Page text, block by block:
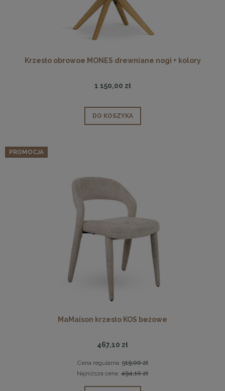
Krzesło obrowoe MONES drewniane nogi + kolory
1 150,00 zł
DO KOSZYKA
MaMaison krzesło KOS beżowe
467,10 zł
Cena regularna:519,00 zł
Najniższa cena: 494,10 zł
PROMOCJA